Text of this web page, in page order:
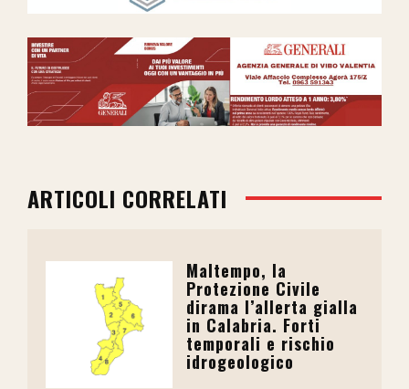
ARTICOLI CORRELATI
Maltempo, la
Protezione Civile
dirama l’allerta gialla
in Calabria. Forti
temporali e rischio
idrogeologico